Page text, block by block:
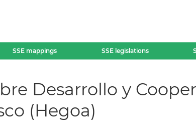
SSE mappings SSE legislations
Desarrollo y
(Hegoa)